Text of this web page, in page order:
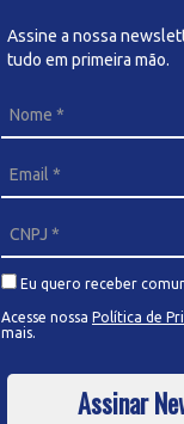
Assine a nossa
tudo em primeira mão.
Eu quero receber
Acesse nossa Política de
mais.
Assinar